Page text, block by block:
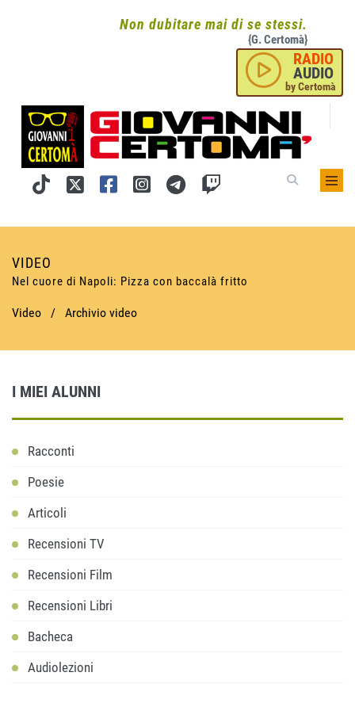
Non dubitare mai di se stessi.
{G. Certomà}
RADIO
AUDIO
by Certomà
VIDEO
Nel cuore di Napoli: Pizza con baccalà fritto
Video / Archivio video
I MIEI ALUNNI
Racconti
Poesie
Articoli
Recensioni TV
Recensioni Film
Recensioni Libri
Bacheca
Audiolezioni